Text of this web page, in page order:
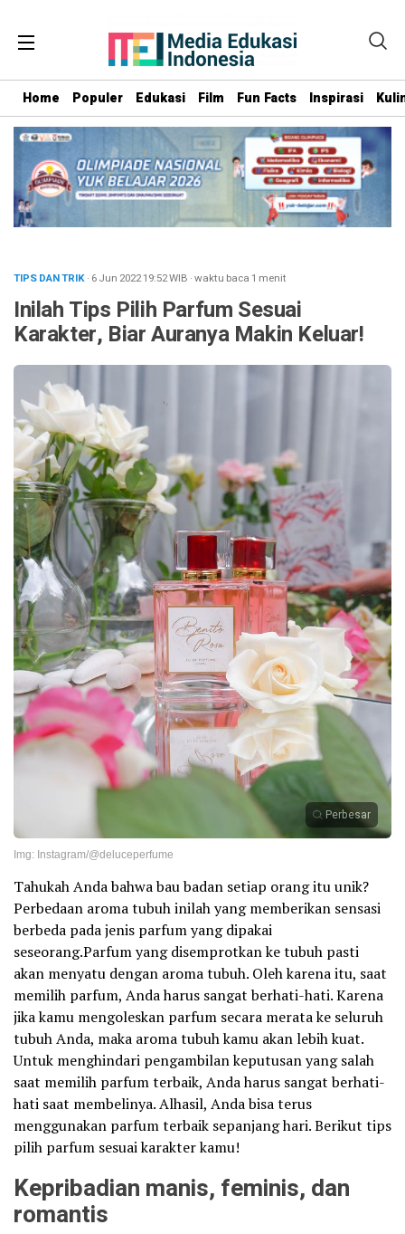
Home Populer Edukasi Film Fun Facts Inspirasi
TIPS DAN TRIK· 6 Jun 202219:52WIB ·waktu baca 1 menit
Inilah Tips Pilih Parfum Sesuai
Karakter, Biar Auranya Makin Keluar!
Perbesar
Img: Instagram/@deluceperfume
Tahukah Anda bahwa bau badan setiap orang itu unik?
Perbedaan aroma tubuh inilah yang memberikan sensasi
berbeda pada jenis parfum yang dipakai
seseorang.Parfum yang disemprotkan ke tubuh pasti
akan menyatu dengan aroma tubuh. Oleh karena itu, saat
memilih parfum, Anda harus sangat berhati-hati. Karena
jika kamu mengoleskan parfum secara merata ke seluruh
tubuh Anda, maka aroma tubuh kamu akan lebih kuat.
Untuk menghindari pengambilan keputusan yang salah
saat memilih parfum terbaik, Anda harus sangat berhati-
hati saat membelinya. Alhasil, Anda bisa terus
menggunakan parfum terbaik sepanjang hari. Berikut tips
pilih parfum sesuai karakter kamu!
Kepribadian manis, feminis, dan
romantis